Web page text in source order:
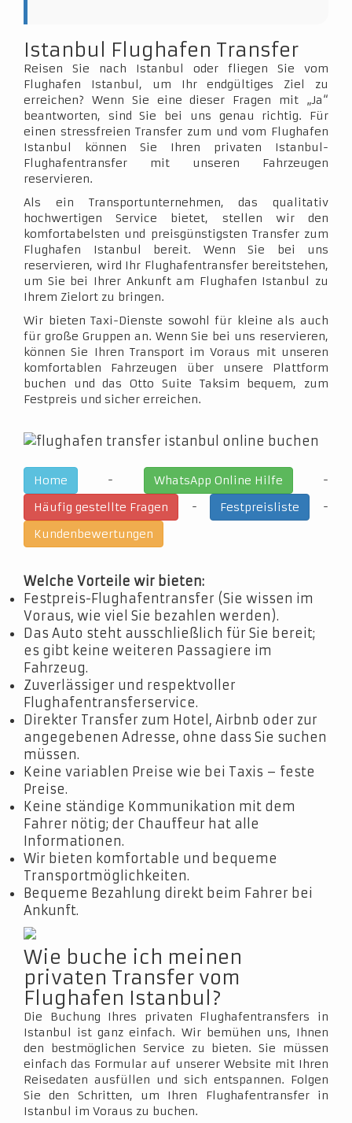
Istanbul Flughafen Transfer
Reisen Sie nach Istanbul oder fliegen Sie vom
Flughafen Istanbul, um Ihr endgültiges Ziel zu
erreichen? Wenn Sie eine dieser Fragen mit „Ja“
beantworten, sind Sie bei uns genau richtig. Für
einen stressfreien Transfer zum und vom Flughafen
Istanbul können Sie Ihren privaten Istanbul-
Flughafentransfer mit unseren Fahrzeugen
reservieren.
Als ein Transportunternehmen, das qualitativ
hochwertigen Service bietet, stellen wir den
komfortabelsten und preisgünstigsten Transfer zum
Flughafen Istanbul bereit. Wenn Sie bei uns
reservieren, wird Ihr Flughafentransfer bereitstehen,
um Sie bei Ihrer Ankunft am Flughafen Istanbul zu
Ihrem Zielort zu bringen.
Wir bieten Taxi-Dienste sowohl für kleine als auch
für große Gruppen an. Wenn Sie bei uns reservieren,
können Sie Ihren Transport im Voraus mit unseren
komfortablen Fahrzeugen über unsere Plattform
buchen und das Otto Suite Taksim bequem, zum
Festpreis und sicher erreichen.
Home - WhatsApp Online Hilfe
-
Häufig gestellte Fragen
- Festpreisliste
-
Kundenbewertungen
Welche Vorteile wir bieten:
Festpreis-Flughafentransfer (Sie wissen im
Voraus, wie viel Sie bezahlen werden).
Das Auto steht ausschließlich für Sie bereit;
es gibt keine weiteren Passagiere im
Fahrzeug.
Zuverlässiger und respektvoller
Flughafentransferservice.
Direkter Transfer zum Hotel, Airbnb oder zur
angegebenen Adresse, ohne dass Sie suchen
müssen.
Keine variablen Preise wie bei Taxis – feste
Preise.
Keine ständige Kommunikation mit dem
Fahrer nötig; der Chauffeur hat alle
Informationen.
Wir bieten komfortable und bequeme
Transportmöglichkeiten.
Bequeme Bezahlung direkt beim Fahrer bei
Ankunft.
Wie buche ich meinen
privaten Transfer vom
Flughafen Istanbul?
Die Buchung Ihres privaten Flughafentransfers in
Istanbul ist ganz einfach. Wir bemühen uns, Ihnen
den bestmöglichen Service zu bieten. Sie müssen
einfach das Formular auf unserer Website mit Ihren
Reisedaten ausfüllen und sich entspannen. Folgen
Sie den Schritten, um Ihren Flughafentransfer in
Istanbul im Voraus zu buchen.